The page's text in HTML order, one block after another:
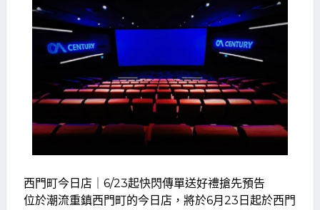
西門町今日店｜6/23起快閃傳單送好禮搶先預告
位於潮流重鎮西門町的今日店，將於6月23日起於西門